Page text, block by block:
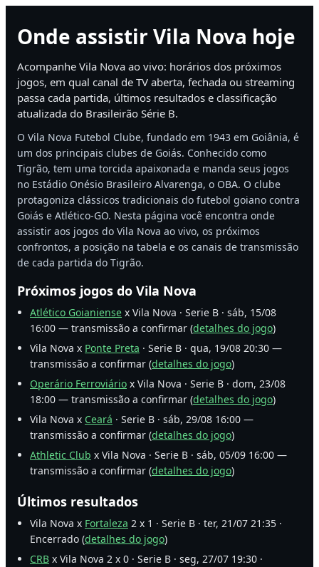
Onde assistir Vila Nova hoje
Acompanhe Vila Nova ao vivo: horários dos próximos
jogos, em qual canal de TV aberta, fechada ou streaming
passa cada partida, últimos resultados e classificação
atualizada do Brasileirão Série B.
O Vila Nova Futebol Clube, fundado em 1943 em Goiânia, é
um dos principais clubes de Goiás. Conhecido como
Tigrão, tem uma torcida apaixonada e manda seus jogos
no Estádio Onésio Brasileiro Alvarenga, o OBA. O clube
protagoniza clássicos tradicionais do futebol goiano contra
Goiás e Atlético-GO. Nesta página você encontra onde
assistir aos jogos do Vila Nova ao vivo, os próximos
confrontos, a posição na tabela e os canais de transmissão
de cada partida do Tigrão.
Próximos jogos do Vila Nova
Atlético Goianiense x Vila Nova · Serie B · sáb, 15/08
16:00 — transmissão a confirmar (detalhes do jogo)
Vila Nova x Ponte Preta · Serie B · qua, 19/08 20:30 —
transmissão a confirmar (detalhes do jogo)
Operário Ferroviário x Vila Nova · Serie B · dom, 23/08
18:00 — transmissão a confirmar (detalhes do jogo)
Vila Nova x Ceará · Serie B · sáb, 29/08 16:00 —
transmissão a confirmar (detalhes do jogo)
Athletic Club x Vila Nova · Serie B · sáb, 05/09 16:00 —
transmissão a confirmar (detalhes do jogo)
Últimos resultados
Vila Nova x Fortaleza 2 x 1 · Serie B · ter, 21/07 21:35 ·
Encerrado (detalhes do jogo)
CRB x Vila Nova 2 x 0 · Serie B · seg, 27/07 19:30 ·